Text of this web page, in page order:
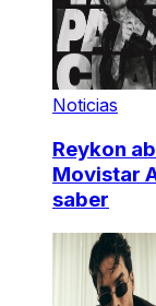
Noticias
Reykon
Movistar
saber